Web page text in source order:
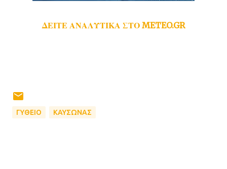
ΔΕΙΤΕ ΑΝΑΛΥΤΙΚΑ ΣΤΟ METEO.GR
ΓΥΘΕΙΟ ΚΑΥΣΩΝΑΣ